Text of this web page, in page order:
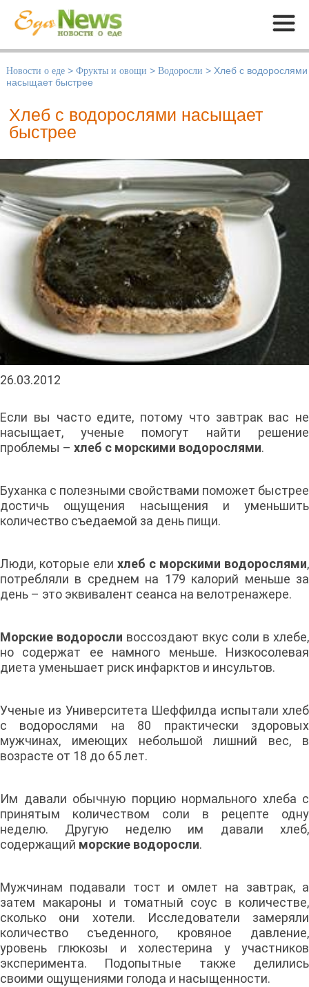
Меню
Новости о еде > Фрукты и овощи > Водоросли > Хлеб с водорослями
насыщает быстрее
Хлеб с водорослями насыщает
быстрее
26.03.2012
Если вы часто едите, потому что завтрак вас не
насыщает, ученые помогут найти решение
проблемы – хлеб с морскими водорослями.
Буханка с полезными свойствами поможет быстрее
достичь ощущения насыщения и уменьшить
количество съедаемой за день пищи.
Люди, которые ели хлеб с морскими водорослями,
потребляли в среднем на 179 калорий меньше за
день – это эквивалент сеанса на велотренажере.
Морские водоросли воссоздают вкус соли в хлебе,
но содержат ее намного меньше. Низкосолевая
диета уменьшает риск инфарктов и инсультов.
Ученые из Университета Шеффилда испытали хлеб
с водорослями на 80 практически здоровых
мужчинах, имеющих небольшой лишний вес, в
возрасте от 18 до 65 лет.
Им давали обычную порцию нормального хлеба с
принятым количеством соли в рецепте одну
неделю. Другую неделю им давали хлеб,
содержащий морские водоросли.
Мужчинам подавали тост и омлет на завтрак, а
затем макароны и томатный соус в количестве,
сколько они хотели. Исследователи замеряли
количество съеденного, кровяное давление,
уровень глюкозы и холестерина у участников
эксперимента. Подопытные также делились
своими ощущениями голода и насыщенности.